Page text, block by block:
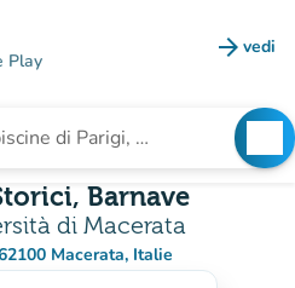
Play arrow_forward vedi
Barnave
di Macerata
Macerata, Italie
Google Maps)
scheda)